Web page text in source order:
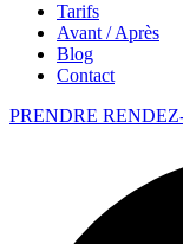
Tarifs
Avant / Après
Blog
Contact
PRENDRE